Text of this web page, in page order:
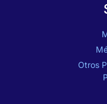
Otros